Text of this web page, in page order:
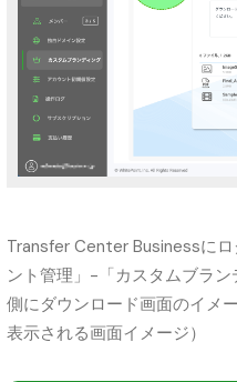
Transfer Center Businessに
ント管理」-「カスタムブラ
側にダウンロード画面のイメ
表示される画面イメージ）